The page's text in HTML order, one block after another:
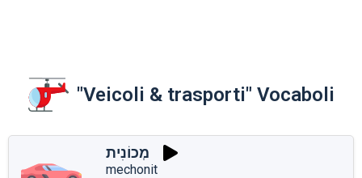
"Veicoli & trasporti" Vocaboli
מְכוֹנִית
mechonit